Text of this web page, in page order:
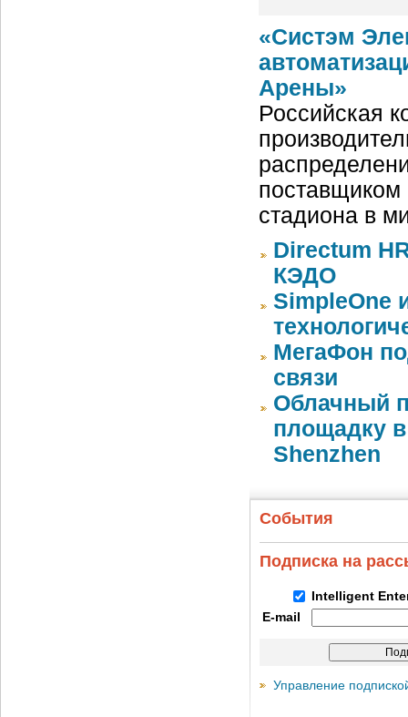
«Систэм
Арены»
Российская
поставщиком
стадиона в
Directum
КЭДО
SimpleOne
МегаФон
связи
Облачный
площадку в
Shenzhen
События
Подписка на
Intelligent
E-mail
Управление